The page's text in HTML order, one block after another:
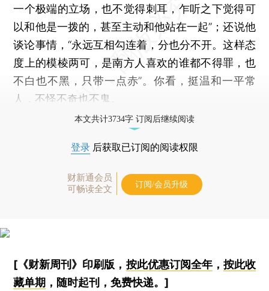
一个极端的立场，也不觉得刺耳，乍听之下觉得可
以和他是一拨的，甚至主动和他站在一起”；还说他
谈论事情，“永远互相勾连着，分也分不开。这样态
度上的模棱两可，是南方人喜欢的谁都不得罪，也
不白也不黑，只带一点赤”。你看，挺温和一平常
人，不怪不奇也不鬼。
本文共计3734字 订阅后继续阅读
登录 后获取已订阅的阅读权限
财新通会员
可畅读全文
订阅/会员升级
[《财新周刊》印刷版， 按此优惠订阅全年， 按此收
藏单期 ，随时起刊，免费快递。]